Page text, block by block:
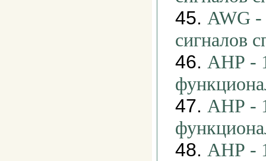
45. AWG -
сигналов
46. АНР -
47. АНР -
48. АНР -